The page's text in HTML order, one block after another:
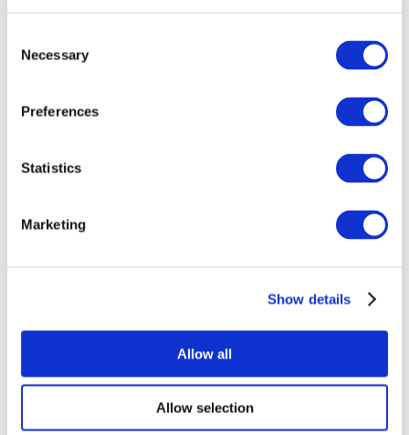
Selection
Necessary
Preferences
Statistics
Marketing
Show details
Allow all
Allow selection
Творческий вечер
Наше спецпредложение
Применить